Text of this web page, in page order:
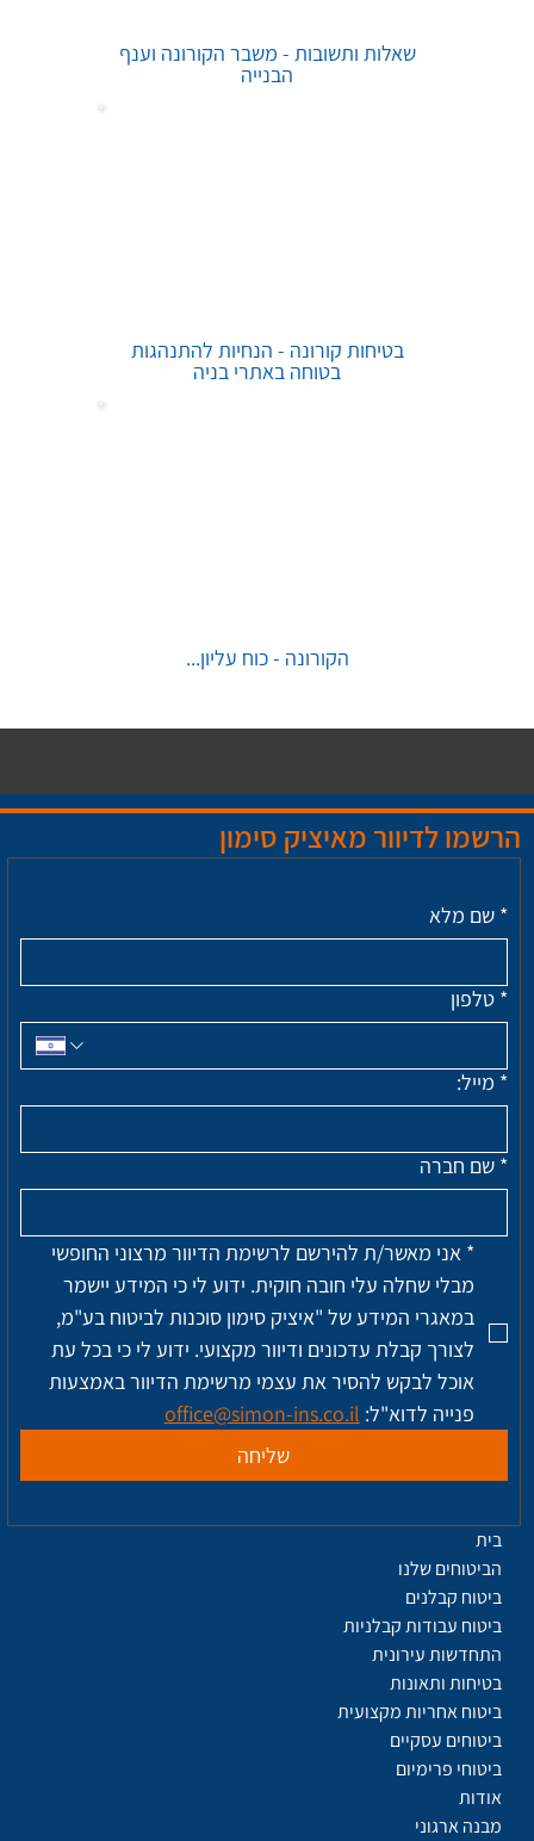
שאלות ותשובות - משבר הקורונה וענף
הבנייה
בטיחות קורונה - הנחיות להתנהגות
בטוחה באתרי בניה
הקורונה - כוח עליון...
הרשמו לדיוור מאיציק סימון
* שם מלא
* טלפון
* מייל:
* שם חברה
*
פנייה לדוא"ל: office@simon-ins.co.il
שליחה
אודות
מבנה ארגוני
בית
הביטוחים שלנו
ביטוח קבלנים
ביטוח עבודות קבלניות
התחדשות עירונית
בטיחות ותאונות
ביטוח אחריות מקצועית
ביטוחים עסקיים
ביטוחי פרימיום